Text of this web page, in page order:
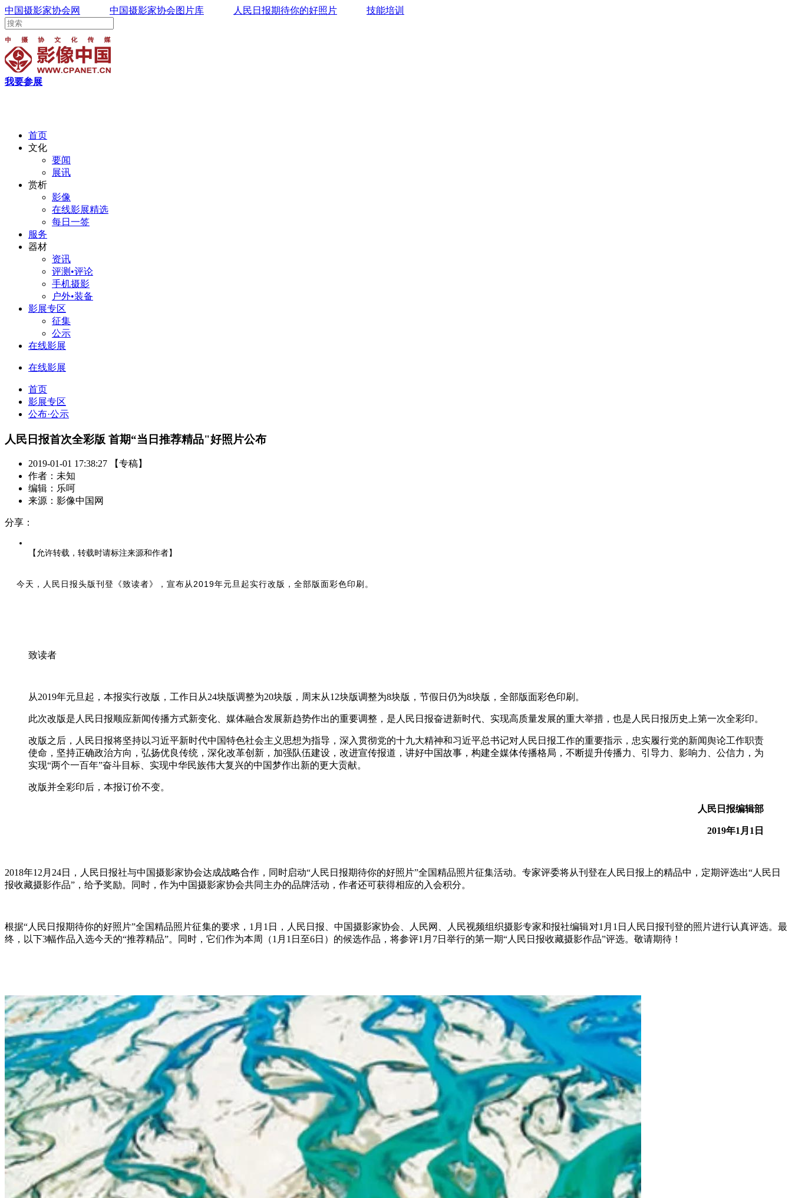
中国摄影家协会网 中国摄影家协会图片库 人民日报期待你的好照片 技能培训
我要参展
首页
文化
要闻
展讯
赏析
影像
在线影展精选
每日一签
服务
器材
资讯
评测•评论
手机摄影
户外•装备
影展专区
征集
公示
在线影展
在线影展
首页
影展专区
公布·公示
人民日报首次全彩版 首期“当日推荐精品"好照片公布
2019-01-01 17:38:27 【专稿】
作者：未知
编辑：乐呵
来源：影像中国网
分享：
【允许转载，转载时请标注来源和作者】
今天，人民日报头版刊登《致读者》，宣布从2019年元旦起实行改版，全部版面彩色印刷。
致读者
从2019年元旦起，本报实行改版，工作日从24块版调整为20块版，周末从12块版调整为8块版，节假日仍为8块版，全部版面彩色印刷。
此次改版是人民日报顺应新闻传播方式新变化、媒体融合发展新趋势作出的重要调整，是人民日报奋进新时代、实现高质量发展的重大举措，也是人民日报历史上第一次全彩印。
改版之后，人民日报将坚持以习近平新时代中国特色社会主义思想为指导，深入贯彻党的十九大精神和习近平总书记对人民日报工作的重要指示，忠实履行党的新闻舆论工作职责
使命，坚持正确政治方向，弘扬优良传统，深化改革创新，加强队伍建设，改进宣传报道，讲好中国故事，构建全媒体传播格局，不断提升传播力、引导力、影响力、公信力，为
实现“两个一百年”奋斗目标、实现中华民族伟大复兴的中国梦作出新的更大贡献。
改版并全彩印后，本报订价不变。
人民日报编辑部
2019年1月1日
2018年12月24日，人民日报社与中国摄影家协会达成战略合作，同时启动“人民日报期待你的好照片”全国精品照片征集活动。专家评委将从刊登在人民日报上的精品中，定期评选出“人民日
报收藏摄影作品” ，给予奖励。同时，作为中国摄影家协会共同主办的品牌活动，作者还可获得相应的入会积分。
根据“人民日报期待你的好照片”全国精品照片征集的要求，1月1日，人民日报、中国摄影家协会、人民网、人民视频组织摄影专家和报社编辑对1月1日人民日报刊登的照片进行认真评选。最
终，以下3幅作品入选今天的“推荐精品”。同时，它们作为本周（1月1日至6日）的候选作品，将参评1月7日举行的第一期“人民日报收藏摄影作品”评选。敬请期待！